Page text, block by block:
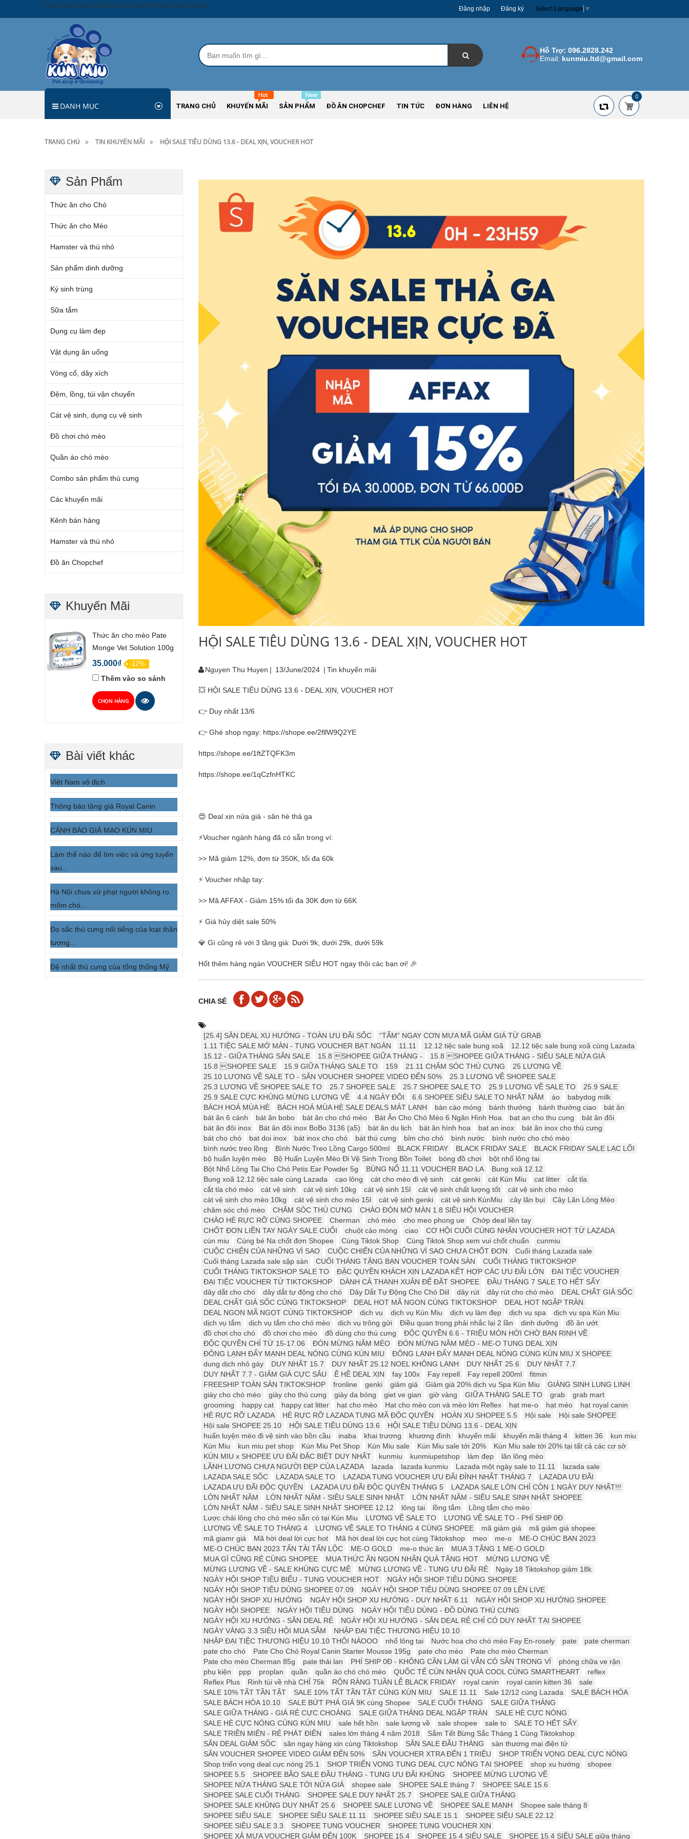
Chào mừng bạn đã đến với Kún Miu Pet shop & grooming! Đăng nhập Đăng ký Select Language ▼
Hỗ Trợ: 096.2828.242
Email: kunmiu.ltd@gmail.com
DANH MỤC TRANG CHỦ KHUYẾN MÃI SẢN PHẨM ĐỒ ĂN CHOPCHEF TIN TỨC ĐƠN HÀNG LIÊN HỆ
0
TRANG CHỦ TIN KHUYẾN MÃI HỘI SALE TIÊU DÙNG 13.6 - DEAL XỊN, VOUCHER HOT
Sản Phẩm
Thức ăn cho Chó
Thức ăn cho Mèo
Hamster và thú nhỏ
Sản phẩm dinh dưỡng
Ký sinh trùng
Sữa tắm
Dụng cụ làm đẹp
Vật dụng ăn uống
Vòng cổ, dây xích
Đệm, lồng, túi vận chuyển
Cát vệ sinh, dụng cụ vệ sinh
Đồ chơi chó mèo
Quần áo chó mèo
Combo sản phẩm thú cưng
Các khuyến mãi
Kênh bán hàng
Hamster và thú nhỏ
Đồ ăn Chopchef
Khuyến Mãi
Thức ăn cho mèo Pate
Monge Vet Solution 100g
35.000₫ -12%
Thêm vào so sánh
CHỌN HÀNG
Bài viết khác
Việt Nam vô địch
Thông báo tăng giá Royal Canin
CẢNH BÁO GIẢ MẠO KÚN MIU
Làm thế nào để tìm việc và ứng tuyển
sau...
Hà Nội chưa xử phạt người không rọ
mõm chó...
Đọ sắc thú cưng nổi tiếng của loạt thần
tượng...
Đệ nhất thú cưng của tổng thống Mỹ
HỘI SALE TIÊU DÙNG 13.6 - DEAL XỊN, VOUCHER HOT
Nguyen Thu Huyen | 13/June/2024 | Tin khuyến mãi
💥 HỘI SALE TIÊU DÙNG 13.6 - DEAL XỊN, VOUCHER HOT
👉 Duy nhất 13/6
👉 Ghé shop ngay: https://shope.ee/2fllW9Q2YE
https://shope.ee/1ftZTQFK3m
https://shope.ee/1qCzfnHTKC
😍 Deal xịn nửa giá - săn hè thả ga
⚡Voucher ngành hàng đã có sẵn trong ví:
>> Mã giảm 12%, đơn từ 350K, tối đa 60k
⚡ Voucher nhập tay:
>> Mã AFFAX - Giảm 15% tối đa 30K đơn từ 66K
⚡ Giá hủy diệt sale 50%
💎 Gì cũng rẻ với 3 tầng giá: Dưới 9k, dưới 29k, dưới 59k
Hốt thêm hàng ngàn VOUCHER SIÊU HOT ngay thôi các bạn ơi! 🎉
CHIA SẺ
[25.4] ️️SĂN DEAL XU HƯỚNG - TOÀN ƯU ĐÃI SỐC
“TẮM” NGAY CƠN MƯA MÃ GIẢM GIÁ TỪ GRAB
1.11 TIỆC SALE MỞ MÀN - TUNG VOUCHER BẠT NGÀN
11.11 12.12 tiệc sale bung xoã
12.12 tiệc sale bung xoã cùng Lazada
15.12 - GIỮA THÁNG SĂN SALE
15.8 SHOPEE GIỮA THÁNG -
15.8 SHOPEE GIỮA THÁNG - SIÊU SALE NỬA GIÁ
15.8 SHOPEE SALE
15.9 ️GIỮA THÁNG SALE TO 159 21.11 CHĂM SÓC THÚ CƯNG
25 LƯƠNG VỀ
25.10 LƯƠNG VỀ SALE TO - SĂN VOUCHER SHOPEE VIDEO ĐẾN 50%
25.3 LƯƠNG VỀ SHOPEE SALE
25.3 LƯƠNG VỀ SHOPEE SALE TO
25.7 SHOPEE SALE 25.7 SHOPEE SALE TO 25.9 LƯƠNG VỀ SALE TO
25.9 SALE
25.9 SALE CỰC KHỦNG MỪNG LƯƠNG VỀ
4.4 NGÀY ĐÔI 6.6 SHOPEE SIÊU SALE TO NHẤT NĂM áo
babydog milk
BÁCH HOÁ MÙA HÈ
BÁCH HOÁ MÙA HÈ SALE DEALS MÁT LẠNH bàn cào móng bánh thưởng bánh thưởng ciao
bát ăn
bát ăn 6 cánh
bát ăn bobo bát ăn cho chó mèo Bát Ăn Cho Chó Mèo 6 Ngăn Hình Hoa bat an cho thu cung
bát ăn đôi
bát ăn đôi inox
Bát ăn đôi inox BoBo 3136 (a5) bát ăn du lịch bát ăn hình hoa bat an inox
bát ăn inox cho thú cưng
bát cho chó
bat doi inox bát inox cho chó bát thú cưng bỉm cho chó bình nước
bình nước cho chó mèo
bình nước treo lồng
Bình Nước Treo Lồng Cargo 500ml BLACK FRIDAY BLACK FRIDAY SALE
BLACK FRIDAY SALE LẠC LỐI
bộ huấn luyện mèo
Bộ Huấn Luyện Mèo Đi Vệ Sinh Trong Bồn Toilet bóng đồ chơi
bột nhổ lông tai
Bột Nhổ Lông Tai Cho Chó Petis Ear Powder 5g
BÙNG NỔ 11.11 VOUCHER BAO LA
Bung xoã 12.12
Bung xoã 12.12 tiệc sale cùng Lazada
cạo lông cát cho mèo đi vệ sinh cát genki cát Kún Miu cat litter
cắt tỉa
cắt tỉa chó mèo
cát vệ sinh cát vệ sinh 10kg cát vệ sinh 15l cát vệ sinh chất lượng tốt
cát vệ sinh cho mèo
cát vệ sinh cho mèo 10kg
cát vệ sinh cho mèo 15l cát vệ sinh genki cát vệ sinh KúnMiu cây lăn bụi
Cây Lăn Lông Mèo
chăm sóc chó mèo
CHĂM SÓC THÚ CƯNG
CHÀO ĐÓN MỞ MÀN 1.8 SIÊU HỘI VOUCHER
CHÀO HÈ RỰC RỠ CÙNG SHOPEE
Cherman chó mèo cho meo phong ue
Chớp deal liền tay
CHỐT ĐƠN LIỀN TAY NGÀY SALE CUỐI
chuột cào móng ciao
CƠ HỘI CUỐI CÙNG NHẬN VOUCHER HOT TỪ LAZADA
cún miu
Cùng bé Na chốt đơn Shopee Cùng Tiktok Shop Cùng Tiktok Shop xem vui chốt chuẩn
cunmiu
CUỘC CHIẾN CỦA NHỮNG VÌ SAO
CUỘC CHIẾN CỦA NHỮNG VÌ SAO CHƯA CHỐT ĐƠN
Cuối tháng Lazada sale
Cuối tháng Lazada sale sập sàn
CUỐI THÁNG TẶNG BẠN VOUCHER TOÀN SÀN
CUỐI THÁNG TIKTOKSHOP
CUỐI THÁNG TIKTOKSHOP SALE TO
ĐẶC QUYỀN KHÁCH XỊN LAZADA KẾT HỢP CÁC ƯU ĐÃI LỚN
ĐẠI TIỆC VOUCHER
ĐẠI TIỆC VOUCHER TỪ TIKTOKSHOP
DÀNH CẢ THANH XUÂN ĐỂ ĐẶT SHOPEE
ĐẦU THÁNG 7 SALE TO HẾT SẨY
dây dắt cho chó
dây dắt tự động cho chó Dây Dắt Tự Động Cho Chó Diil dây rút dây rút cho chó mèo
DEAL CHẤT GIÁ SỐC
DEAL CHẤT GIÁ SỐC CÙNG TIKTOKSHOP
DEAL HOT MÃ NGON CÙNG TIKTOKSHOP
DEAL HOT NGẬP TRÀN
DEAL NGON MÃ NGỌT CÙNG TIKTOKSHOP
dịch vụ dịch vụ Kún Miu dịch vụ làm đẹp dịch vụ spa
dịch vụ spa Kún Miu
dịch vụ tắm
dịch vụ tắm cho chó mèo dịch vụ trông gửi Điều quan trọng phải nhắc lại 2 lần dinh dưỡng
đồ ăn ướt
đồ chơi cho chó
đồ chơi cho mèo đồ dùng cho thú cưng
ĐỘC QUYỀN 6.6 - TRIỆU MÓN HỜI CHỜ BẠN RINH VỀ
ĐỘC QUYỀN CHỈ TỪ 15-17.06
ĐÓN MỪNG NĂM MÈO
ĐÓN MỪNG NĂM MÈO - ME-O TUNG DEAL XỊN
ĐÔNG LẠNH ĐẨY MẠNH DEAL NÓNG CÙNG KÚN MIU
ĐÔNG LẠNH ĐẨY MẠNH DEAL NÓNG CÙNG KÚN MIU X SHOPEE
dung dịch nhỏ gáy
DUY NHẤT 15.7 DUY NHẤT 25.12 ️️NOEL KHÔNG LẠNH DUY NHẤT 25.6
DUY NHẤT 7.7
DUY NHẤT 7.7 - GIẢM GIÁ CỰC SÂU
Ê HỀ DEAL XỊN fay 100x Fay repell Fay repell 200ml
fitmin
FREESHIP TOÀN SÀN TIKTOKSHOP
fronline genki giảm giá Giảm giá 20% dịch vụ Spa Kún Miu
GIÁNG SINH LUNG LINH
giày cho chó mèo
giày cho thú cưng giày da bóng giet ve gian giờ vàng GIỮA THÁNG SALE TO grab
grab mart
grooming
happy cat happy cat litter hạt cho mèo Hạt cho mèo con và mèo lớn Reflex hạt me-o hạt mèo
hạt royal canin
HÈ RỰC RỠ LAZADA
HÈ RỰC RỠ LAZADA TUNG MÃ ĐỘC QUYỀN HOÀN XU SHOPEE 5.5 Hội sale
Hội sale SHOPEE
Hội sale SHOPEE 25.10
HỘI SALE TIÊU DÙNG 13.6
HỘI SALE TIÊU DÙNG 13.6 - DEAL XỊN
huấn luyện mèo đi vệ sinh vào bồn cầu
inaba khai trương khương đình khuyến mãi khuyến mãi tháng 4 kitten 36
kun miu
Kún Miu
kun miu pet shop Kún Miu Pet Shop Kún Miu sale Kún Miu sale tới 20%
Kún Miu sale tới 20% tại tất cả các cơ sở
KÚN MIU x SHOPEE ƯU ĐÃI ĐẶC BIỆT DUY NHẤT
kunmiu kunmiupetshop làm đẹp
lăn lông mèo
LÃNH LƯƠNG CHƯA NGƯỜI ĐẸP CỦA LAZADA
lazada lazada kunmiu Lazada một ngày sale to 11.11
lazada sale
LAZADA SALE SỐC
LAZADA SALE TO LAZADA TUNG VOUCHER ƯU ĐÃI ĐỈNH NHẤT THÁNG 7
LAZADA ƯU ĐÃI
LAZADA ƯU ĐÃI ĐỘC QUYỀN
LAZADA ƯU ĐÃI ĐỘC QUYỀN THÁNG 5
LAZADA SALE LỚN CHỈ CÒN 1 NGÀY DUY NHẤT!!!
LỚN NHẤT NĂM
LỚN NHẤT NĂM - SIÊU SALE SINH NHẬT
LỚN NHẤT NĂM - SIÊU SALE SINH NHẬT SHOPEE
LỚN NHẤT NĂM - SIÊU SALE SINH NHẬT SHOPEE 12.12
lông tai lồng tắm
Lồng tắm cho mèo
Lược chải lông cho chó mèo sẵn có tại Kún Miu
LƯƠNG VỀ SALE TO
LƯƠNG VỀ SALE TO - PHÍ SHIP 0Đ
LƯƠNG VỀ SALE TO THÁNG 4
LƯƠNG VỀ SALE TO THÁNG 4 CÙNG SHOPEE mã giảm giá
mã giảm giá shopee
mã giamr giá
Mã hời deal lời cực hot Mã hời deal lời cực hot cùng Tiktokshop meo me-o
ME-O CHÚC BẠN 2023
ME-O CHÚC BẠN 2023 TẤN TÀI TẤN LỘC
ME-O GOLD me-o thức ăn
MUA 3 TẶNG 1 ME-O GOLD
MUA GÌ CŨNG RẺ CÙNG SHOPEE
MUA THỨC ĂN NGON NHẬN QUÀ TẶNG HOT
MỪNG LƯƠNG VỀ
MỪNG LƯƠNG VỀ - SALE KHỦNG CỰC MÊ
MỪNG LƯƠNG VỀ - TUNG ƯU ĐÃI RẺ
Ngày 18 Tiktokshop giảm 18k
NGÀY HỘI SHOP TIÊU BIỂU - TUNG VOUCHER HOT
NGÀY HỘI SHOP TIÊU DÙNG SHOPEE
NGÀY HỘI SHOP TIÊU DÙNG SHOPEE 07.09
NGÀY HỘI SHOP TIÊU DÙNG SHOPEE 07.09 LÊN LIVE
NGÀY HỘI SHOP XU HƯỚNG
NGÀY HỘI SHOP XU HƯỚNG - DUY NHẤT 6.11
NGÀY HỘI SHOP XU HƯỚNG SHOPEE
NGÀY HỘI SHOPEE
NGÀY HỘI TIÊU DÙNG
NGÀY HỘI TIÊU DÙNG - ĐỒ DÙNG THÚ CƯNG
NGÀY HỘI XU HƯỚNG - SĂN DEAL RẺ
NGÀY HỘI XU HƯỚNG - SĂN DEAL RẺ CHỈ CÓ DUY NHẤT TẠI SHOPEE
NGÀY VÀNG 3.3 SIÊU HỘI MUA SẮM
NHẬP ĐẠI TIỆC THƯƠNG HIỆU 10.10
NHẬP ĐẠI TIỆC THƯƠNG HIỆU 10.10 THÔI NÀOOO
nhổ lông tai Nước hoa cho chó mèo Fay En-rosely pate
pate cherman
pate cho chó
Pate Cho Chó Royal Canin Starter Mousse 195g pate cho mèo
Pate cho mèo Cherman
Pate cho mèo Cherman 85g
pate thái lan PHÍ SHIP 0Đ - KHÔNG CẦN LÀM GÌ VẪN CÓ SẴN TRONG VÍ
phòng chữa ve rận
phụ kiện
ppp proplan quần quần áo chó chó mèo QUỐC TẾ CÚN NHẬN QUÀ COOL CÙNG SMARTHEART
reflex
Reflex Plus
Rinh túi về nhà CHỈ 75k RỘN RÀNG TUẦN LỄ BLACK FRIDAY royal canin royal canin kitten 36
sale
SALE 10% TẤT TẦN TẬT
SALE 10% TẤT TẦN TẬT CÙNG KÚN MIU SALE 11.11 Sale 12/12 cùng Lazada
SALE BÁCH HÓA
SALE BÁCH HÓA 10.10
SALE BỨT PHÁ GIÁ 9K cùng Shopee SALE CUỐI THÁNG
SALE GIỮA THÁNG
SALE GIỮA THÁNG - GIÁ RẺ CỰC CHOÁNG
SALE GIỮA THÁNG DEAL NGẬP TRÀN
SALE HÈ CỰC NÓNG
SALE HÈ CỰC NÓNG CÙNG KÚN MIU
sale hết hồn sale lương về sale shopee sale to
SALE TO HẾT SẨY
SALE TRIỀN MIÊN - RẺ PHÁT ĐIÊN
sales lớn tháng 4 năm 2018
Sắm Tết Bừng Sắc Tháng 1 Cùng Tiktokshop
SĂN DEAL GIẢM SỐC
săn ngay hàng xịn cùng Tiktokshop SĂN SALE ĐẦU THÁNG
sàn thương mại điện tử
SĂN VOUCHER SHOPEE VIDEO GIẢM ĐẾN 50%
SĂN VOUCHER XTRA ĐẾN 1 TRIỆU
SHOP TRIỂN VỌNG DEAL CỰC NÓNG
Shop triển vọng deal cực nóng 25.1
SHOP TRIỂN VỌNG TUNG DEAL CỰC NÓNG TẠI SHOPEE shop xu hướng
shopee
SHOPEE 5.5
SHOPEE BÃO SALE ĐẦU THÁNG - TUNG ƯU ĐÃI KHỦNG
SHOPEE MỪNG LƯƠNG VỀ
SHOPEE NỬA THÁNG SALE TỚI NỬA GIÁ
shopee sale SHOPEE SALE tháng 7
SHOPEE SALE 15.6
SHOPEE SALE CUỐI THÁNG
SHOPEE SALE DUY NHẤT 25.7
SHOPEE SALE GIỮA THÁNG
SHOPEE SALE KHỦNG DUY NHẤT 25.6
SHOPEE SALE LƯƠNG VỀ SHOPEE SALE MẠNH
Shopee sale tháng 8
SHOPEE SIÊU SALE
SHOPEE SIÊU SALE 11.11 SHOPEE SIÊU SALE 15.1
SHOPEE SIÊU SALE 22.12
SHOPEE SIÊU SALE 3.3
SHOPEE TUNG VOUCHER
SHOPEE TUNG VOUCHER XỊN
SHOPEE XẢ MƯA VOUCHER GIẢM ĐẾN 100K
SHOPEE 15.4 SHOPEE 15.4 SIÊU SALE SHOPEE 15.4 SIÊU SALE giữa tháng